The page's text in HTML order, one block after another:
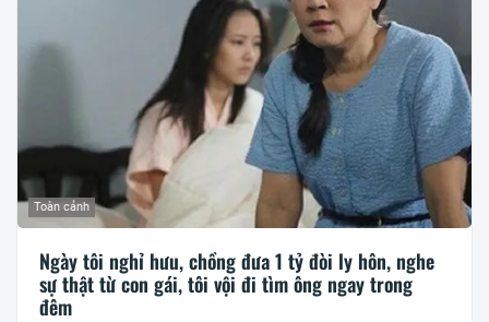
Toàn cảnh
Ngày tôi nghỉ hưu, chồng đưa 1 tỷ đòi ly hôn, nghe
sự thật từ con gái, tôi vội đi tìm ông ngay trong
đêm